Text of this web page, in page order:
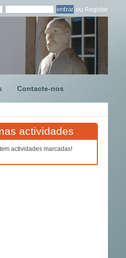
ou Registar
Contacte-nos
actividades
actividades marcadas!